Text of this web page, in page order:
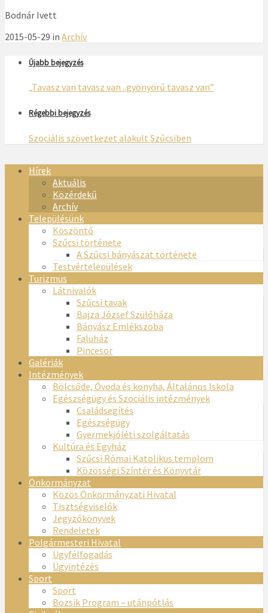
Bodnár Ivett
2015-05-29 in Archív
Újabb bejegyzés
„Tavasz van tavasz van ..gyönyörű tavasz van”
Régebbi bejegyzés
Szociális szövetkezet alakult Szűcsiben
Hírek
Aktuális
Közérdekű
Archív
Településünk
Köszöntő
Szűcsi története
A Szűcsi bányászat története
Testvértelepülések
Turizmus
Látnivalók
Szűcsi tavak
Bajza József Szülőháza
Bányász Emlékszoba
Faluház
Pincesor
Galériák
Intézmények
Bölcsőde, Óvoda és konyha, Általános Iskola
Egészségügy és Szociális intézmények
Családsegítés
Egészségügy
Gyermekjóléti szolgáltatás
Kultúra és Egyház
Szűcsi Római Katolikus templom
Közösségi Színtér és Könyvtár
Önkormányzat
Közös Önkormányzati Hivatal
Tisztségviselők
Jegyzőkönyvek
Rendeletek
Polgármesteri Hivatal
Ügyfélfogadás
Ügyintézés
Sport
Sport
Bozsik Program – utánpótlás